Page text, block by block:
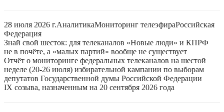
28 июля 2026 г.АналитикаМониторинг телеэфираРоссийская
Федерация
Знай свой шесток: для телеканалов «Новые люди» и КПРФ
не в почёте, а «малых партий» вообще не существует
Отчёт о мониторинге федеральных телеканалов на шестой
неделе (20-26 июля) избирательной кампании по выборам
депутатов Государственной думы Российской Федерации
IX созыва, назначенным на 20 сентября 2026 года